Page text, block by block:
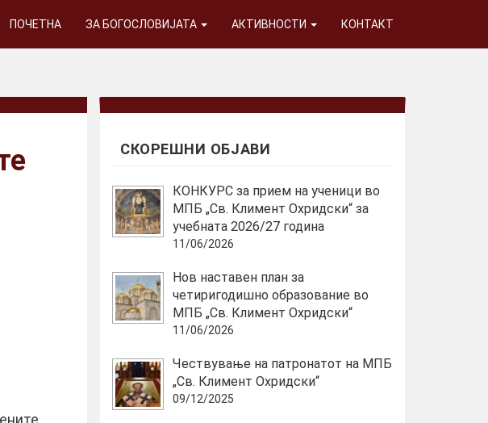
ПОЧЕТНА ЗА БОГОСЛОВИЈАТА АКТИВНОСТИ КОНТАКТ
СКОРЕШНИ ОБЈАВИ
КОНКУРС за прием на ученици во
МПБ „Св. Климент Охридски“ за
учебната 2026/27 година
11/06/2026
Нов наставен план за
четиригодишно образование во
МПБ „Св. Климент Охридски“
11/06/2026
Чествување на патронатот на МПБ
„Св. Климент Охридски“
09/12/2025